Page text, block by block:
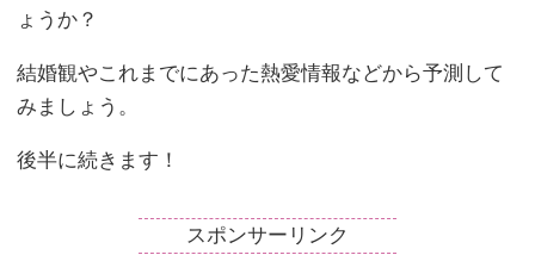
ょうか？
結婚観やこれまでにあった熱愛情報などから予測して
みましょう。
後半に続きます！
スポンサーリンク